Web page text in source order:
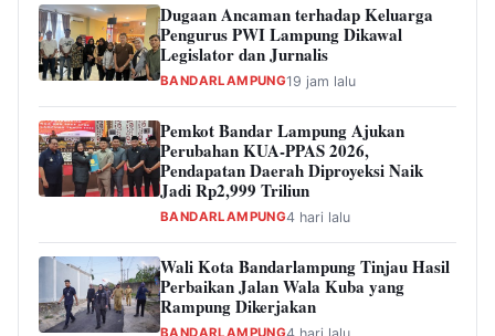
Dugaan Ancaman terhadap Keluarga
Pengurus PWI Lampung Dikawal
Legislator dan Jurnalis
BANDARLAMPUNG19 jam lalu
Pemkot Bandar Lampung Ajukan
Perubahan KUA-PPAS 2026,
Pendapatan Daerah Diproyeksi Naik
Jadi Rp2,999 Triliun
BANDARLAMPUNG4 hari lalu
Wali Kota Bandarlampung Tinjau Hasil
Perbaikan Jalan Wala Kuba yang
Rampung Dikerjakan
BANDARLAMPUNG